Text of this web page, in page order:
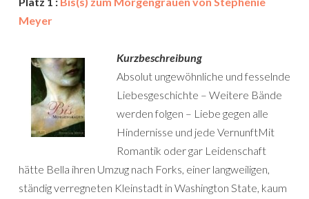
Meyer
Kurzbeschreibung
Absolut ungewöhnliche und fesselnde
Liebesgeschichte – Weitere Bände
werden folgen – Liebe gegen alle
Hindernisse und jede VernunftMit
Romantik oder gar Leidenschaft
hätte Bella ihren Umzug nach Forks, einer langweiligen,
ständig verregneten Kleinstadt in Washington State, kaum